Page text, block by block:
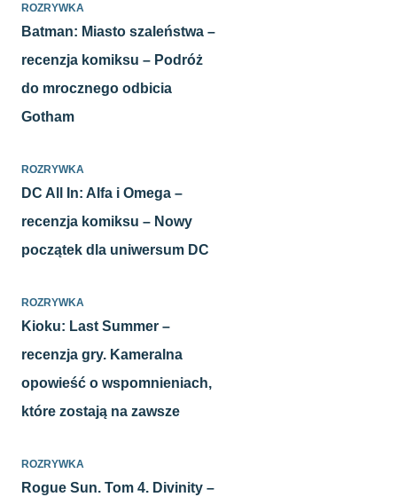
ROZRYWKA
Batman: Miasto szaleństwa –
recenzja komiksu – Podróż
do mrocznego odbicia
Gotham
ROZRYWKA
DC All In: Alfa i Omega –
recenzja komiksu – Nowy
początek dla uniwersum DC
ROZRYWKA
Kioku: Last Summer –
recenzja gry. Kameralna
opowieść o wspomnieniach,
które zostają na zawsze
ROZRYWKA
Rogue Sun. Tom 4. Divinity –